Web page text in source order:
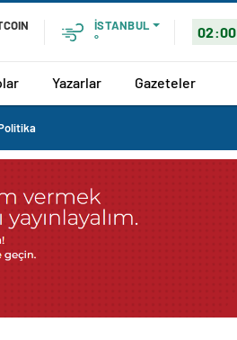
İSTANBUL
°
02:00
Yazarlar Gazeteler